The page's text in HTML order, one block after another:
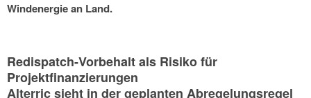
Windenergie an Land.
Redispatch-Vorbehalt als Risiko für
Projektfinanzierungen
Alterric sieht in der geplanten Abregelungsregel